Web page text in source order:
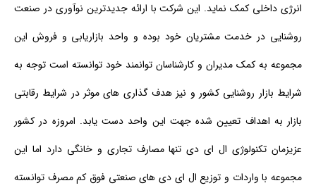
انرژی داخلی کمک نماید. این شرکت با ارائه جدیدترین نوآوری در صنعت
روشنایی در خدمت مشتریان خود بوده و واحد بازاریابی و فروش این
مجموعه به کمک مدیران و کارشناسان توانمند خود توانسته است توجه به
شرایط بازار روشنایی کشور و نیز هدف گذاری های موثر در شرایط رقابتی
بازار به اهداف تعیین شده جهت این واحد دست یابد. امروزه در کشور
عزیزمان تکنولوژی ال ای دی تنها مصارف تجاری و خانگی دارد اما این
مجموعه با واردات و توزیع ال ای دی های صنعتی فوق کم مصرف توانسته